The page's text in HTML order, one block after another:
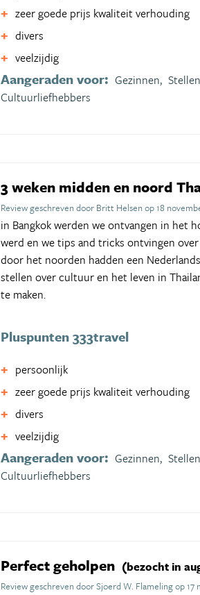
zeer goede prijs kwaliteit verhouding
divers
veelzijdig
Aangeraden voor: Gezinnen,
Cultuurliefhebbers
3 weken midden en noord
Review geschreven door Britt Helsen op 18
in Bangkok werden we ontvangen in het
werd en we tips and tricks ontvingen
door het noorden hadden een
stellen over cultuur en het leven in
te maken.
Pluspunten 333travel
persoonlijk
zeer goede prijs kwaliteit verhouding
divers
veelzijdig
Aangeraden voor: Gezinnen,
Cultuurliefhebbers
Perfect geholpen (bezocht in
Review geschreven door Sjoerd W. Flameling op 17